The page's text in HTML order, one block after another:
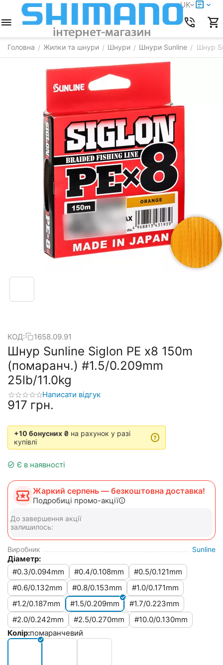
UK
Головна / Жилки та шнури / Шнури / Шнури Sunline / Шнур
КОД: 1658.09.91
Шнур Sunline Siglon PE х8 150m
(помаранч.) #1.5/0.209mm
25lb/11.0kg
Написати відгук
‍917‍ грн.
+10 бонусних ₴ на рахунок у разі
купівлі
?
Є в наявності
Жаркий серпень — безкоштовна доставка!
Подробиці промо-акції
До завершення акції
залишилось:
Виробник Sunline
Діаметр:
#0.3/0.094mm
#0.4/0.108mm
#0.5/0.121mm
#0.6/0.132mm
#0.8/0.153mm
#1.0/0.171mm
#1.2/0.187mm
#1.5/0.209mm
#1.7/0.223mm
#2.0/0.242mm
#2.5/0.270mm
#10.0/0.130mm
Колір:помаранчевий